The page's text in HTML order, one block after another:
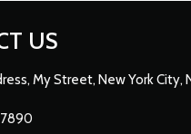
US
My Street, New York City,